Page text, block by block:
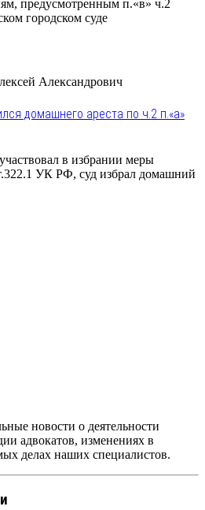
предусмотренным п.«в» ч.2
городском суде
Александрович
домашнего ареста по ч.2 п.«а»
участвовал в избрании меры
УК РФ, суд избрал домашний
новости о деятельности
адвокатов, изменениях в
делах наших специалистов.